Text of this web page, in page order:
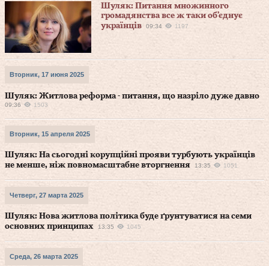
Шуляк: Питання множинного
громадянства все ж таки об’єднує
українців
09:34 1197
Вторник, 17 июня 2025
Шуляк: Житлова реформа - питання, що назріло дуже давно
09:36 1503
Вторник, 15 апреля 2025
Шуляк: На сьогодні корупційні прояви турбують українців
не менше, ніж повномасштабне вторгнення
13:35 1051
Четверг, 27 марта 2025
Шуляк: Нова житлова політика буде ґрунтуватися на семи
основних принципах
13:35 1045
Среда, 26 марта 2025